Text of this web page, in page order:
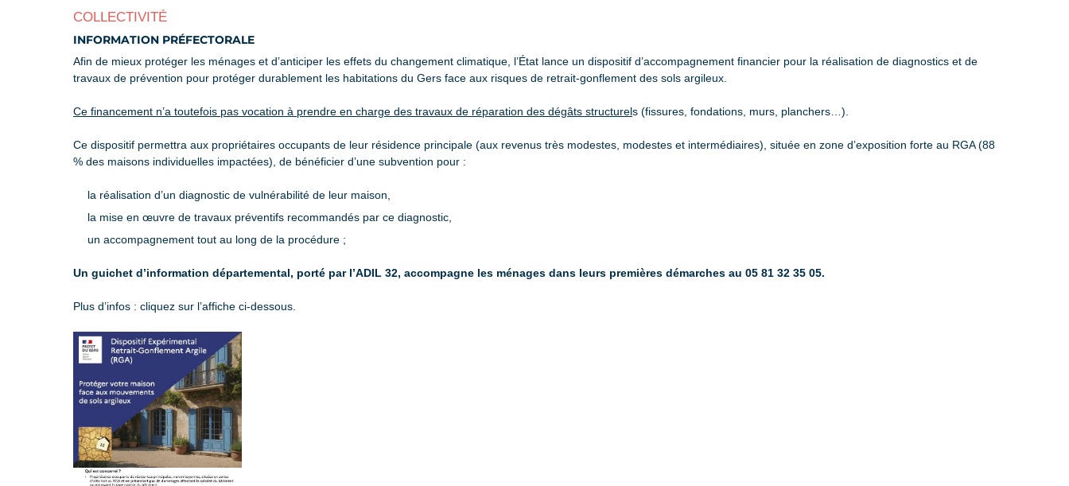
COLLECTIVITÉ
INFORMATION PRÉFECTORALE
Afin de mieux protéger les ménages et d’anticiper les effets du changement climatique, l’État lance un dispositif d’accompagnement financier pour la réalisation de diagnostics et de
travaux de prévention pour protéger durablement les habitations du Gers face aux risques de retrait-gonflement des sols argileux.
Ce financement n’a toutefois pas vocation à prendre en charge des travaux de réparation des dégâts structurels (fissures, fondations, murs, planchers…).
Ce dispositif permettra aux propriétaires occupants de leur résidence principale (aux revenus très modestes, modestes et intermédiaires), située en zone d’exposition forte au RGA (88
% des maisons individuelles impactées), de bénéficier d’une subvention pour :
la réalisation d’un diagnostic de vulnérabilité de leur maison,
la mise en œuvre de travaux préventifs recommandés par ce diagnostic,
un accompagnement tout au long de la procédure ;
Un guichet d’information départemental, porté par l’ADIL 32, accompagne les ménages dans leurs premières démarches au 05 81 32 35 05.
Plus d’infos : cliquez sur l’affiche ci-dessous.